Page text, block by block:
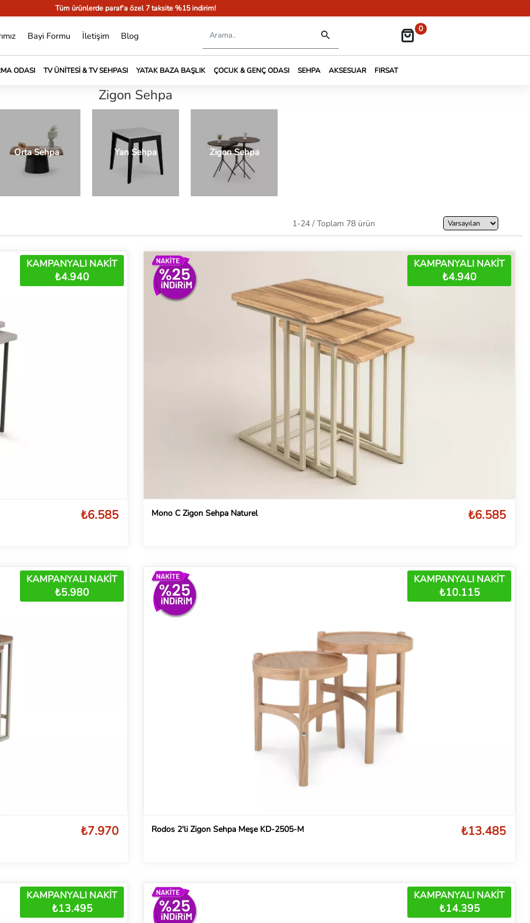
Tüm ürünlerde paraf'a özel 7 taksite %15 indirim!
Bayi Formu İletişim Blog
0
ODASI TV ÜNITESI & TV SEHPASI YATAK BAZA BAŞLIK ÇOCUK & GENÇ ODASI SEHPA AKSESUAR FIRSAT
Zigon Sehpa
Orta Sehpa Yan Sehpa Zigon Sehpa
1-24 / Toplam 78 ürün
KAMPANYALI NAKİT
₺4.940
₺6.585
KAMPANYALI NAKİT
₺4.940
Mono C Zigon Sehpa Naturel ₺6.585
KAMPANYALI NAKİT
₺5.980
₺7.970
KAMPANYALI NAKİT
₺10.115
Rodos 2'li Zigon Sehpa Meşe KD-2505-M ₺13.485
KAMPANYALI NAKİT
₺13.495
KAMPANYALI NAKİT
₺14.395